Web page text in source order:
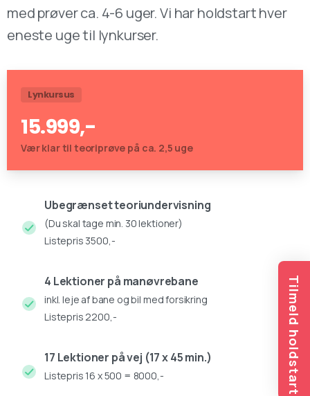
med prøver ca. 4-6 uger. Vi har holdstart hver
eneste uge til lynkurser.
Lynkursus
15.999,-
Vær klar til teoriprøve på ca. 2,5 uge
Ubegrænset teoriundervisning
(Du skal tage min. 30 lektioner)
Listepris 3500,-
4 Lektioner på manøvrebane
inkl. leje af bane og bil med forsikring
Listepris 2200,-
17 Lektioner på vej (17 x 45 min.)
Listepris 16 x 500 = 8000,- Tilmeld holdstart